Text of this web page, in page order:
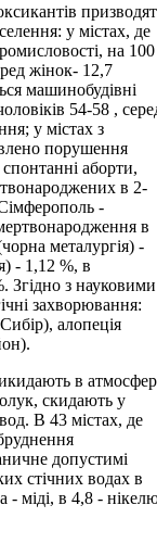
у містах, де
на 100
жінок- 12,7
машинобудівні
54-58 ,
у містах з
порушення
аборти,
в 2-
-
в
металургія) -
- 1,12 %, в
Згідно з науковими
захворювання:
алопеція
в
скидають у
В 43 містах, де
допустимі
стічних водах в
- міді, в 4,8 -